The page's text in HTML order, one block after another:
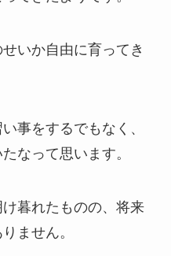
いか自由に育ってき
事をするでもなく、
なって思います。
暮れたものの、将来
ません。